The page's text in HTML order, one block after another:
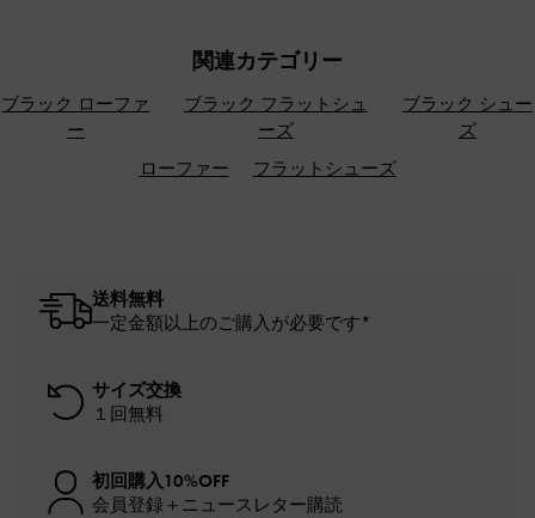
関連カテゴリー
ブラック ローファ
ー
ブラック フラットシュ
ーズ
ブラック シュー
ズ
ローファー
フラットシューズ
送料無料
一定金額以上のご購入が必要です*
サイズ交換
１回無料
初回購入10%OFF
会員登録＋ニュースレター購読